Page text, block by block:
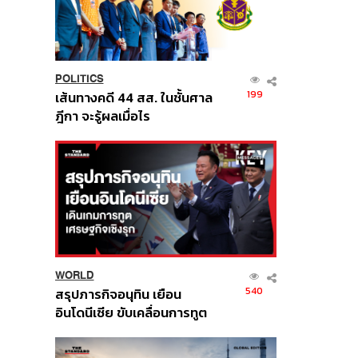
POLITICS
เส้นทางคดี 44 สส. ในชั้นศาล
ฎีกา จะรู้ผลเมื่อไร
199
WORLD
สรุปภารกิจอนุทิน เยือน
อินโดนีเซีย ขับเคลื่อนการทูต
ส่วนยุทธศาสตร์ไทย –
540